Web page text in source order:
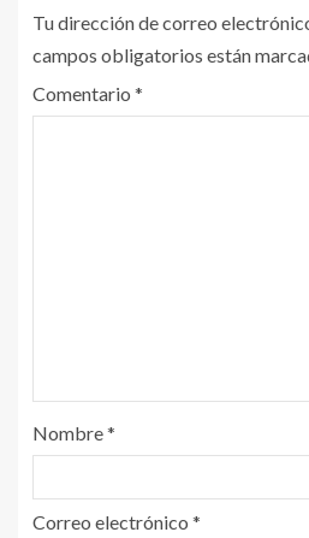
Tu dirección de correo
campos obligatorios están
Comentario *
Nombre*
Correo electrónico *